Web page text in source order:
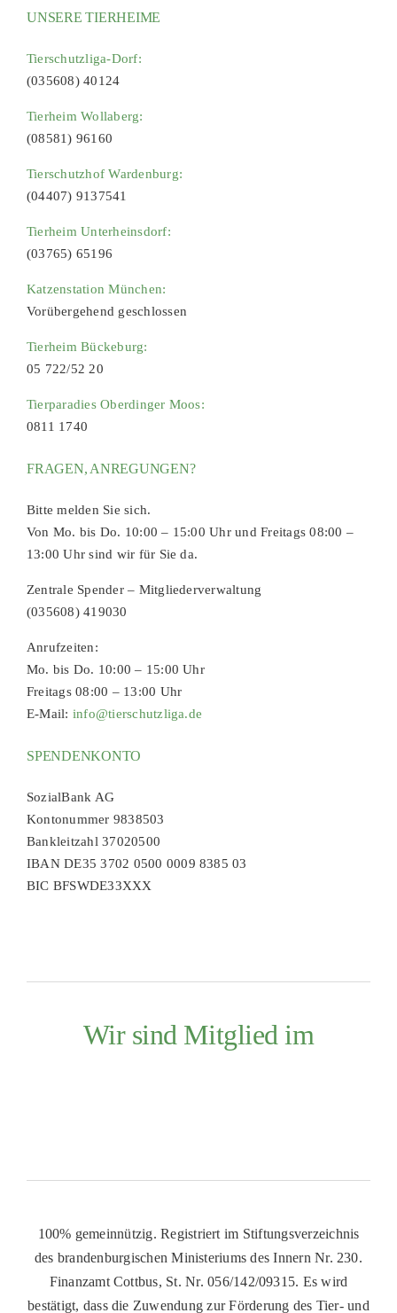
UNSERE TIERHEIME
Tierschutzliga-Dorf:
(035608) 40124
Tierheim Wollaberg:
(08581) 96160
Tierschutzhof Wardenburg:
(04407) 9137541
Tierheim Unterheinsdorf:
(03765) 65196
Katzenstation München:
Vorübergehend geschlossen
Tierheim Bückeburg:
05 722/52 20
Tierparadies Oberdinger Moos:
0811 1740
FRAGEN, ANREGUNGEN?
Bitte melden Sie sich.
Von Mo. bis Do. 10:00 – 15:00 Uhr und Freitags 08:00 –
13:00 Uhr sind wir für Sie da.
Zentrale Spender – Mitgliederverwaltung
(035608) 419030
Anrufzeiten:
Mo. bis Do. 10:00 – 15:00 Uhr
Freitags 08:00 – 13:00 Uhr
E-Mail: info@tierschutzliga.de
SPENDENKONTO
SozialBank AG
Kontonummer 9838503
Bankleitzahl 37020500
IBAN DE35 3702 0500 0009 8385 03
BIC BFSWDE33XXX
Wir sind Mitglied im
100% gemeinnützig. Registriert im Stiftungsverzeichnis
des brandenburgischen Ministeriums des Innern Nr. 230.
Finanzamt Cottbus, St. Nr. 056/142/09315. Es wird
bestätigt, dass die Zuwendung zur Förderung des Tier- und